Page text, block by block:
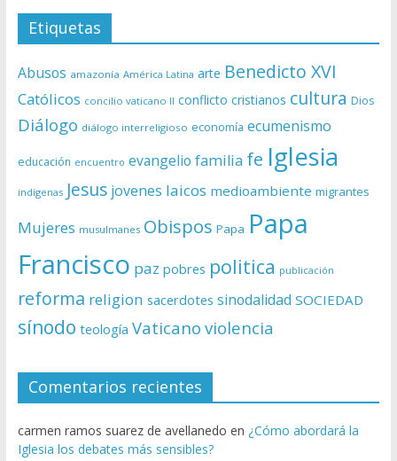
Etiquetas
Abusos amazonía América Latina arte Benedicto XVI
Católicos concilio vaticano II conflicto cristianos cultura Dios
Diálogo diálogo interreligioso economía ecumenismo
educación encuentro evangelio familia fe Iglesia
indígenas Jesus jovenes laicos medioambiente migrantes
Mujeres musulmanes Obispos Papa Papa
Francisco paz pobres politica publicación
reforma religion sacerdotes sinodalidad SOCIEDAD
sínodo teología Vaticano violencia
Comentarios recientes
carmen ramos suarez de avellanedo en ¿Cómo abordará la
Iglesia los debates más sensibles?